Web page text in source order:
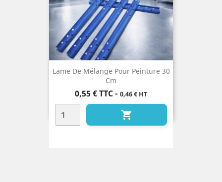
Lame De Mélange Pour Peinture 30
Cm
Prix
0,55 € TTC- 0,46 € HT
